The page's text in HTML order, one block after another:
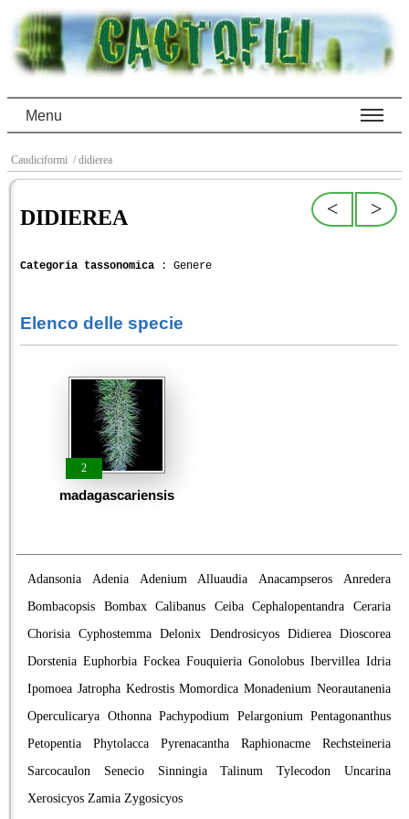
Menu
Caudiciformi / didierea
>
<
DIDIEREA
Categoria tassonomica : Genere
Elenco delle specie
2
madagascariensis
Adansonia Adenia Adenium Alluaudia Anacampseros
Anredera
Bombacopsis
Bombax Calibanus Ceiba Cephalopentandra
Ceraria
Chorisia
Cyphostemma Delonix Dendrosicyos Didierea
Dioscorea
Dorstenia Euphorbia Fockea Fouquieria Gonolobus Ibervillea Idria
Ipomoea Jatropha Kedrostis Momordica Monadenium Neorautanenia
Operculicarya Othonna Pachypodium Pelargonium Pentagonanthus
Petopentia
Phytolacca Pyrenacantha Raphionacme
Rechsteineria
Sarcocaulon
Senecio Sinningia Talinum Tylecodon
Uncarina
Xerosicyos Zamia Zygosicyos